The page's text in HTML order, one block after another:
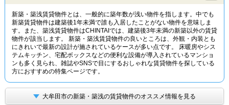
TOP
新築・築浅賃貸物件とは、一般的に築年数が浅い物件を指します。中でも
新築賃貸物件は建築後1年未満で誰も入居したことがない物件を意味しま
す。また、築浅賃貸物件はCHINTAIでは、建築後3年未満の新築以外の賃貸
物件が該当します。 新築・築浅賃貸物件の良いところは、外観・内装とも
にきれいで最新の設計が施されているケースが多い点です。 床暖房やシス
テムキッチン、宅配ボックスなどの便利な設備が導入されているマンショ
ンも多く見られ、雑誌やSNSで目にするおしゃれな賃貸物件を探している
方におすすめの特集ページです。
大牟田市の新築・築浅の賃貸物件のオススメ情報を見る